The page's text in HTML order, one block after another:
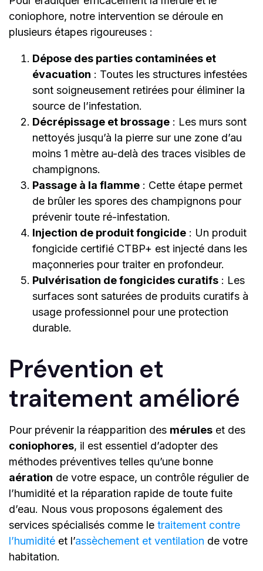
coniophore, notre intervention se déroule en
plusieurs étapes rigoureuses :
Dépose des parties contaminées et
évacuation : Toutes les structures infestées
sont soigneusement retirées pour éliminer la
source de l’infestation.
Décrépissage et brossage : Les murs sont
nettoyés jusqu’à la pierre sur une zone d’au
moins 1 mètre au-delà des traces visibles de
champignons.
Passage à la flamme : Cette étape permet
de brûler les spores des champignons pour
prévenir toute ré-infestation.
Injection de produit fongicide : Un produit
fongicide certifié CTBP+ est injecté dans les
maçonneries pour traiter en profondeur.
Pulvérisation de fongicides curatifs : Les
surfaces sont saturées de produits curatifs à
usage professionnel pour une protection
durable.
Prévention et
traitement amélioré
Pour prévenir la réapparition des mérules et des
coniophores, il est essentiel d’adopter des
méthodes préventives telles qu’une bonne
aération de votre espace, un contrôle régulier de
l’humidité et la réparation rapide de toute fuite
d’eau. Nous vous proposons également des
services spécialisés comme le traitement contre
l’humidité et l’assèchement et ventilation de votre
habitation.